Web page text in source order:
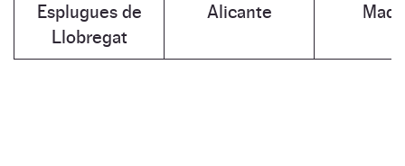
Esplugues de
Llobregat
Alicante